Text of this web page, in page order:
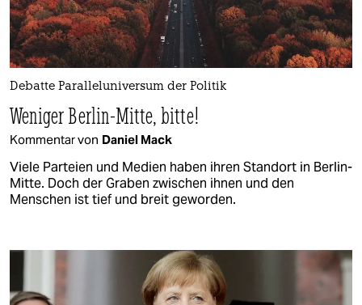
Debatte Paralleluniversum der Politik
Weniger Berlin-Mitte, bitte!
Kommentar von Daniel Mack
Viele Parteien und Medien haben ihren Standort in Berlin-
Mitte. Doch der Graben zwischen ihnen und den
Menschen ist tief und breit geworden.